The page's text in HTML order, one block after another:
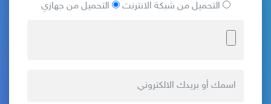
التحميل من شبكة الانترنت التحميل من جهازي